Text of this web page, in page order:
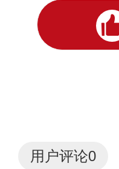
用户评论0